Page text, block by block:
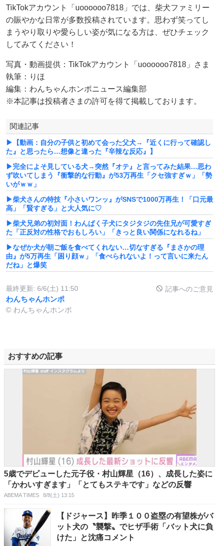
TikTokアカウント「uoooooo7818」では、柴犬ファミリー
の賑やかな日常が多数投稿されています。思わず笑ってし
まうやり取りや愛らしい姿が気になる方は、ぜひチェック
してみてください！
写真・動画提供：TikTokアカウント「uoooooo7818」さま
執筆：りほ
編集：わんちゃんホンポニュース編集部
※本記事は投稿者さまの許可を得て掲載しております。
関連記事
▶【動画：自分の子供と初めて会った父犬→『近くに行って確認し
た』と思ったら…想像と違った『辛辣な反応』】
▶完全によそ見している犬→突然『オテ』と言ってみた結果…思わ
ず吹いてしまう『衝撃的な行動』が53万再生「クセ強すぎｗ」「勢
いがｗｗ」
▶柴犬さんの特技『小さいワンッ』がSNSで1000万再生！「口元最
高」「賢すぎる」と大人気に♡
▶柴犬兄弟の初対面！わんぱく子犬にタジタジの先住兄が可愛すぎ
た「正反対の性格でおもしろい」「きっと良い関係になれるね」
▶なぜか犬が朝ご飯を食べてくれない…切なすぎる『まさかの理
由』が5万再生「困り顔ｗ」「食べられないよ！って言いに来たん
だね」と爆笑
最終更新: 6/6(土) 11:50 記事へのご意見
わんちゃんホンポ
© わんちゃんホンポ
おすすめの記事
5歳でデビューした元子役・村山輝星（16）、成長した姿に
「かわいすぎます」「とてもステキです」などの反響
ABEMA TIMES 8/8(土) 13:15
【ドジャース】昨季１００盗塁の有望株がバ
ット犬の〝襲撃〟でヒザ手術「バット犬に負
けた」と沈痛コメント